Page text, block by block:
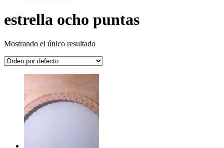
estrella ocho puntas
Mostrando el único resultado